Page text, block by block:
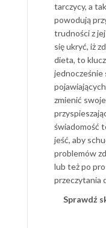
tarczycy, a
powodują
trudności z
się ukryć, iż
dieta, to
jednocześnie
zmienić swoje
świadomość
jeść, aby
problemów
lub też po
przeczytania
Sprawdź